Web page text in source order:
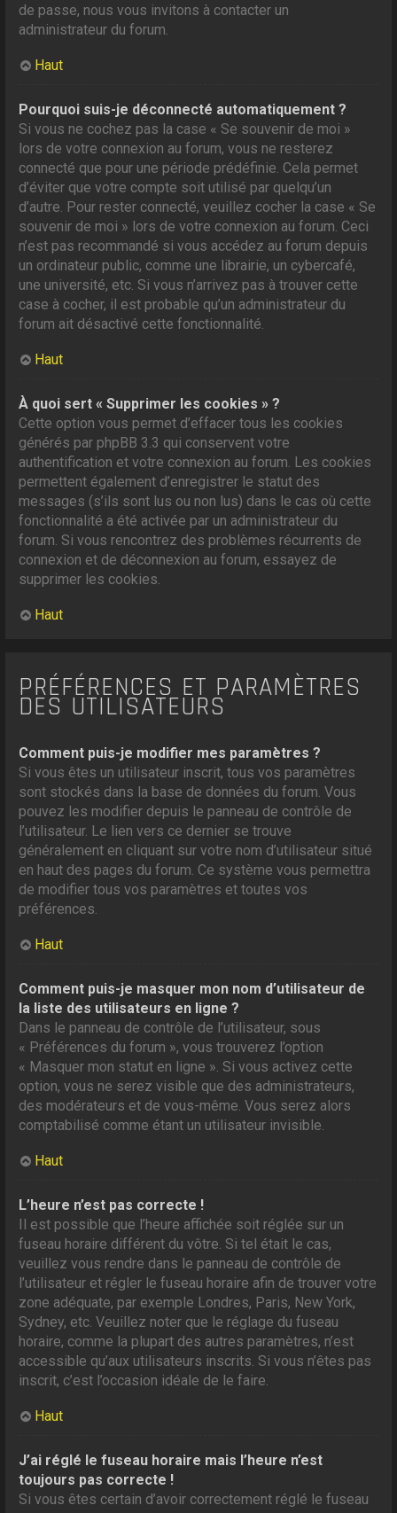
de passe, nous vous invitons à contacter un
administrateur du forum.
Haut
Pourquoi suis-je déconnecté automatiquement ?
Si vous ne cochez pas la case « Se souvenir de moi »
lors de votre connexion au forum, vous ne resterez
connecté que pour une période prédéfinie. Cela permet
d’éviter que votre compte soit utilisé par quelqu’un
d’autre. Pour rester connecté, veuillez cocher la case « Se
souvenir de moi » lors de votre connexion au forum. Ceci
n’est pas recommandé si vous accédez au forum depuis
un ordinateur public, comme une librairie, un cybercafé,
une université, etc. Si vous n’arrivez pas à trouver cette
case à cocher, il est probable qu’un administrateur du
forum ait désactivé cette fonctionnalité.
Haut
À quoi sert « Supprimer les cookies » ?
Cette option vous permet d’effacer tous les cookies
générés par phpBB 3.3 qui conservent votre
authentification et votre connexion au forum. Les cookies
permettent également d’enregistrer le statut des
messages (s’ils sont lus ou non lus) dans le cas où cette
fonctionnalité a été activée par un administrateur du
forum. Si vous rencontrez des problèmes récurrents de
connexion et de déconnexion au forum, essayez de
supprimer les cookies.
Haut
PRÉFÉRENCES ET PARAMÈTRES
DES UTILISATEURS
Comment puis-je modifier mes paramètres ?
Si vous êtes un utilisateur inscrit, tous vos paramètres
sont stockés dans la base de données du forum. Vous
pouvez les modifier depuis le panneau de contrôle de
l’utilisateur. Le lien vers ce dernier se trouve
généralement en cliquant sur votre nom d’utilisateur situé
en haut des pages du forum. Ce système vous permettra
de modifier tous vos paramètres et toutes vos
préférences.
Haut
Comment puis-je masquer mon nom d’utilisateur de
la liste des utilisateurs en ligne ?
Dans le panneau de contrôle de l’utilisateur, sous
« Préférences du forum », vous trouverez l’option
« Masquer mon statut en ligne ». Si vous activez cette
option, vous ne serez visible que des administrateurs,
des modérateurs et de vous-même. Vous serez alors
comptabilisé comme étant un utilisateur invisible.
Haut
L’heure n’est pas correcte !
Il est possible que l’heure affichée soit réglée sur un
fuseau horaire différent du vôtre. Si tel était le cas,
veuillez vous rendre dans le panneau de contrôle de
l’utilisateur et régler le fuseau horaire afin de trouver votre
zone adéquate, par exemple Londres, Paris, New York,
Sydney, etc. Veuillez noter que le réglage du fuseau
horaire, comme la plupart des autres paramètres, n’est
accessible qu’aux utilisateurs inscrits. Si vous n’êtes pas
inscrit, c’est l’occasion idéale de le faire.
Haut
J’ai réglé le fuseau horaire mais l’heure n’est
toujours pas correcte !
Si vous êtes certain d’avoir correctement réglé le fuseau